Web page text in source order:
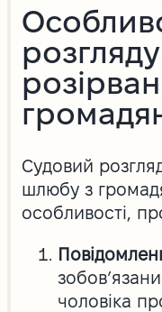
Судовий
шлюбу з
особливості,
чоловіка